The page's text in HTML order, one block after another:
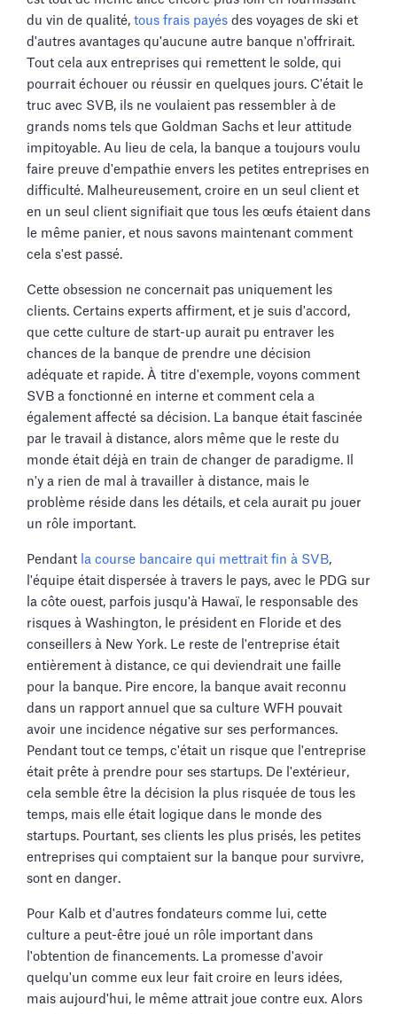
du vin de qualité, tous frais payés des voyages de ski et
d'autres avantages qu'aucune autre banque n'offrirait.
Tout cela aux entreprises qui remettent le solde, qui
pourrait échouer ou réussir en quelques jours. C'était le
truc avec SVB, ils ne voulaient pas ressembler à de
grands noms tels que Goldman Sachs et leur attitude
impitoyable. Au lieu de cela, la banque a toujours voulu
faire preuve d'empathie envers les petites entreprises en
difficulté. Malheureusement, croire en un seul client et
en un seul client signifiait que tous les œufs étaient dans
le même panier, et nous savons maintenant comment
cela s'est passé.
Cette obsession ne concernait pas uniquement les
clients. Certains experts affirment, et je suis d'accord,
que cette culture de start-up aurait pu entraver les
chances de la banque de prendre une décision
adéquate et rapide. À titre d'exemple, voyons comment
SVB a fonctionné en interne et comment cela a
également affecté sa décision. La banque était fascinée
par le travail à distance, alors même que le reste du
monde était déjà en train de changer de paradigme. Il
n'y a rien de mal à travailler à distance, mais le
problème réside dans les détails, et cela aurait pu jouer
un rôle important.
Pendant la course bancaire qui mettrait fin à SVB,
l'équipe était dispersée à travers le pays, avec le PDG sur
la côte ouest, parfois jusqu'à Hawaï, le responsable des
risques à Washington, le président en Floride et des
conseillers à New York. Le reste de l'entreprise était
entièrement à distance, ce qui deviendrait une faille
pour la banque. Pire encore, la banque avait reconnu
dans un rapport annuel que sa culture WFH pouvait
avoir une incidence négative sur ses performances.
Pendant tout ce temps, c'était un risque que l'entreprise
était prête à prendre pour ses startups. De l'extérieur,
cela semble être la décision la plus risquée de tous les
temps, mais elle était logique dans le monde des
startups. Pourtant, ses clients les plus prisés, les petites
entreprises qui comptaient sur la banque pour survivre,
sont en danger.
Pour Kalb et d'autres fondateurs comme lui, cette
culture a peut-être joué un rôle important dans
l'obtention de financements. La promesse d'avoir
quelqu'un comme eux leur fait croire en leurs idées,
mais aujourd'hui, le même attrait joue contre eux. Alors